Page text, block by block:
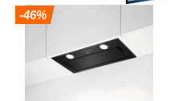
-46%